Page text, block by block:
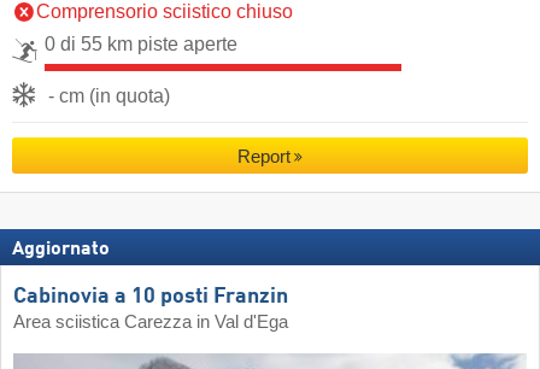
Comprensorio sciistico chiuso
0 di 55 km piste aperte
- cm (in quota)
Report
Aggiornato
Cabinovia a 10 posti Franzin
Area sciistica Carezza in Val d'Ega